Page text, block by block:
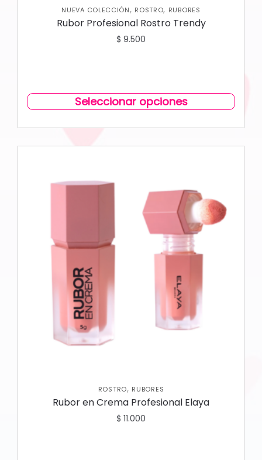
NUEVA COLECCIÓN, ROSTRO, RUBORES
Rubor Profesional Rostro Trendy
$ 9.500
Seleccionar opciones
ROSTRO, RUBORES
Rubor en Crema Profesional Elaya
$ 11.000